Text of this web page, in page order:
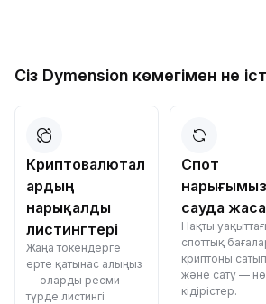
Сіз Dymension көмегімен не
Криптовалютал
ардың
нарықалды
листингтері
Жаңа токендерге
ерте қатынас алыңыз
— оларды ресми
түрде листингі
Спот
сауда
Нақты
споттық
криптоны
және сату —
кідірістер.